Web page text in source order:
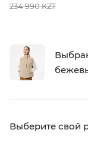
234 990 KZT
Выберите свой